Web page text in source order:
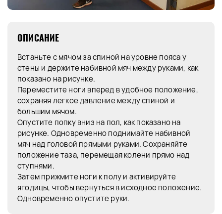
ОПИСАНИЕ
Встаньте с мячом за спиной на уровне пояса у
стены и держите набивной мяч между руками, как
показано на рисунке.
Переместите ноги вперед в удобное положение,
сохраняя легкое давление между спиной и
большим мячом.
Опустите попку вниз на пол, как показано на
рисунке. Одновременно поднимайте набивной
мяч над головой прямыми руками. Сохраняйте
положение таза, перемещая колени прямо над
ступнями.
Затем прижмите ноги к полу и активируйте
ягодицы, чтобы вернуться в исходное положение.
Одновременно опустите руки.